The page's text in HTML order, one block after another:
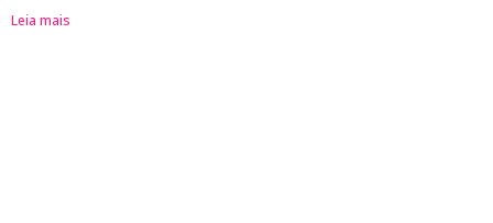
Leia mais